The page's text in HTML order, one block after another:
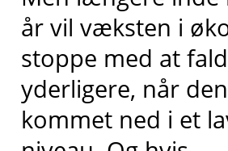
år vil væksten i
stoppe med at
yderligere, når
kommet ned i et